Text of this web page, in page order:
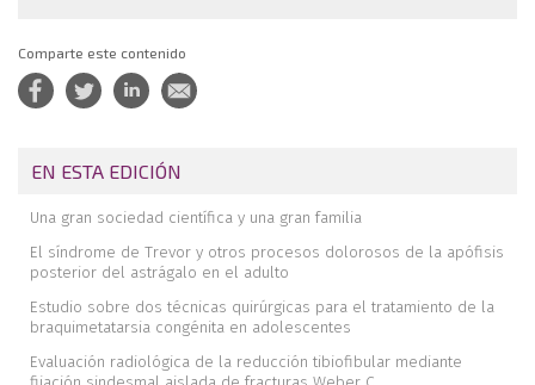
Comparte este contenido
EN ESTA EDICIÓN
Una gran sociedad científica y una gran familia
El síndrome de Trevor y otros procesos dolorosos de la apófisis
posterior del astrágalo en el adulto
Estudio sobre dos técnicas quirúrgicas para el tratamiento de la
braquimetatarsia congénita en adolescentes
Evaluación radiológica de la reducción tibiofibular mediante